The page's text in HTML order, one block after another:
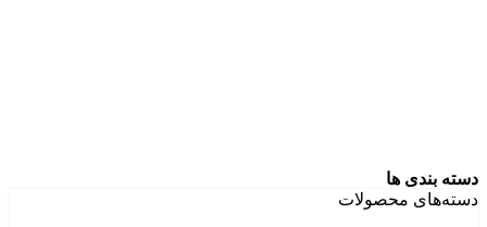
دسته بندی ها
دسته‌های محصولات